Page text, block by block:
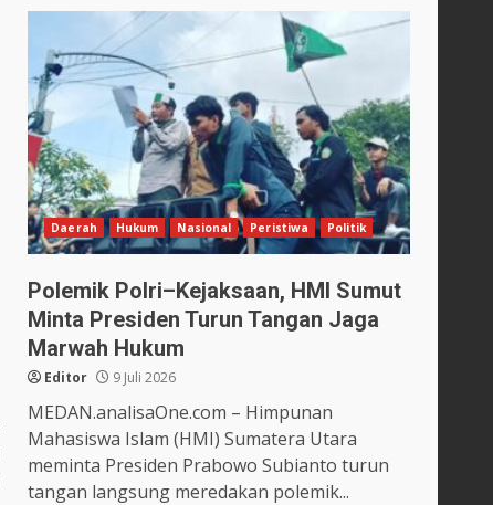
Daerah Hukum Nasional Peristiwa Politik
Polemik Polri–Kejaksaan, HMI Sumut
Minta Presiden Turun Tangan Jaga
Marwah Hukum
Editor 9 Juli 2026
MEDAN.analisaOne.com – Himpunan
Mahasiswa Islam (HMI) Sumatera Utara
meminta Presiden Prabowo Subianto turun
tangan langsung meredakan polemik...